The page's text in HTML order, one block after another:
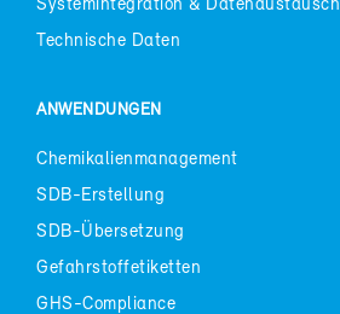
Sys­tem­in­te­gra­ti­on & Da­ten­aus­tausch
Tech­ni­sche Da­ten
AN­WEN­DUN­GEN
Che­mi­ka­li­en­ma­nage­ment
SDB-​Erstellung
SDB-​Übersetzung
Ge­fahr­stof­f­eti­ket­ten
GHS-​Compliance